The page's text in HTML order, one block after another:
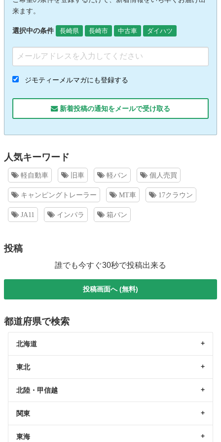
来ます。
選択中の条件 長崎県 長崎市 中古車 ダイハツ
ジモティーメルマガにも登録する
新着投稿の通知をメールで受け取る
人気キーワード
軽自動車 旧車 軽バン 個人売買
キャンピングトレーラー MT車 17クラウン
JA11 インパラ 箱バン
投稿
誰でも今すぐ30秒で投稿出来る
投稿画面へ (無料)
都道府県で検索
北海道
東北
北陸・甲信越
関東
東海